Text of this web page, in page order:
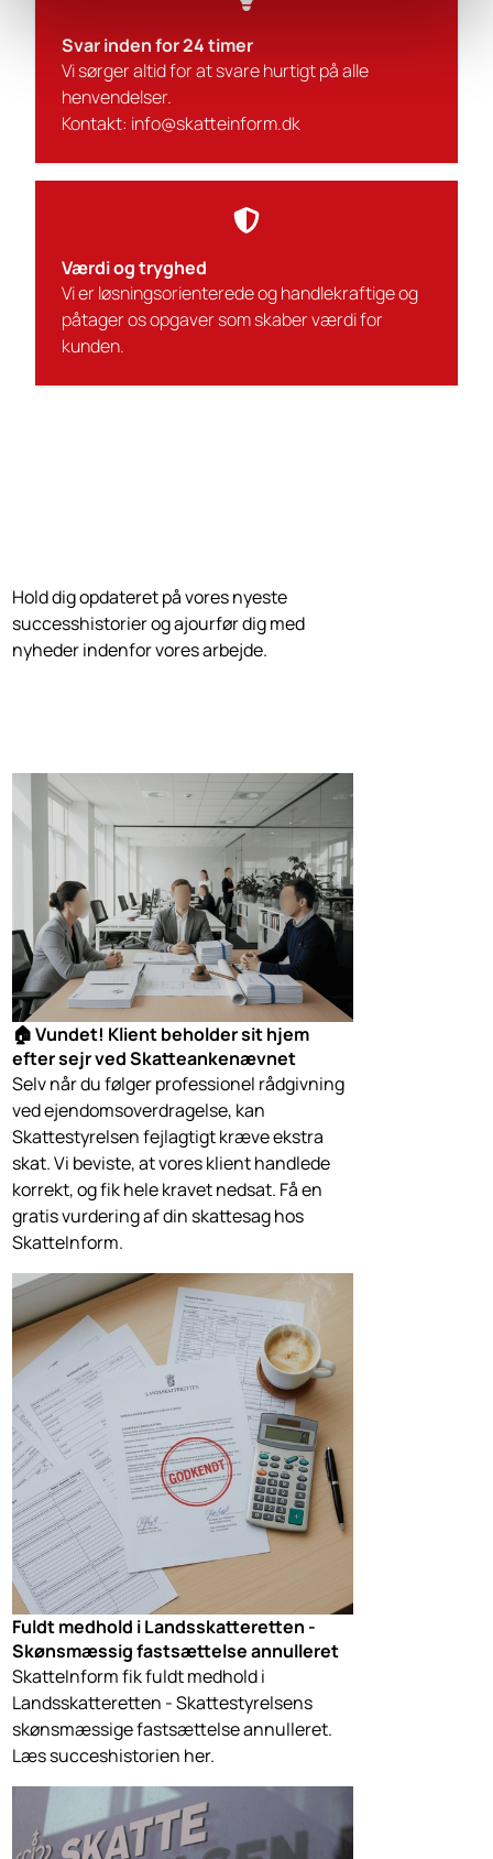
Svar inden for 24 timer
Vi sørger altid for at svare hurtigt på alle
henvendelser.
Kontakt: info@skatteinform.dk
Værdi og tryghed
Vi er løsningsorienterede og handlekraftige og
påtager os opgaver som skaber værdi for
kunden.
Hold dig opdateret på vores nyeste
successhistorier og ajourfør dig med
nyheder indenfor vores arbejde.
🏠 Vundet! Klient beholder sit hjem
efter sejr ved Skatteankenævnet
Selv når du følger professionel rådgivning
ved ejendomsoverdragelse, kan
Skattestyrelsen fejlagtigt kræve ekstra
skat. Vi beviste, at vores klient handlede
korrekt, og fik hele kravet nedsat. Få en
gratis vurdering af din skattesag hos
SkatteInform.
Fuldt medhold i Landsskatteretten -
Skønsmæssig fastsættelse annulleret
SkatteInform fik fuldt medhold i
Landsskatteretten - Skattestyrelsens
skønsmæssige fastsættelse annulleret.
Læs succeshistorien her.